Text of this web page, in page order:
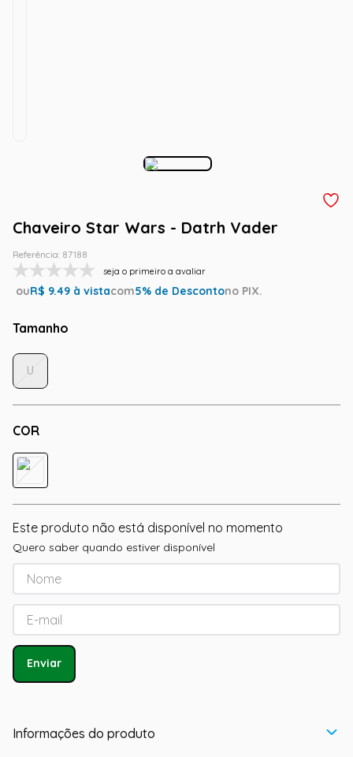
Chaveiro Star Wars - Datrh Vader
Referência: 87188
seja o primeiro a avaliar
ouR$ 9.49 à vistacom5% de Descontono PIX.
Tamanho
COR
U
Este produto não está disponível no momento
Quero saber quando estiver disponível
Enviar
Informações do produto